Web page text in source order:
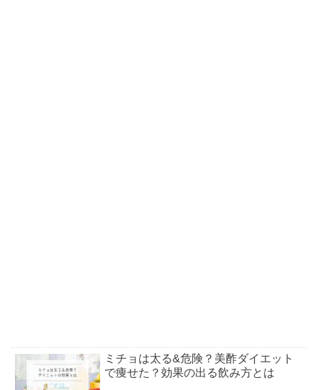
ミチョは太る&危険？美酢ダイエット
で痩せた？効果の出る飲み方とは